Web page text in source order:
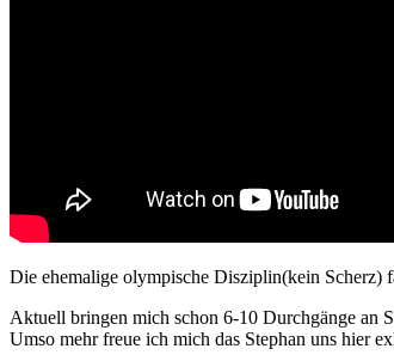
Die ehemalige olympische Disziplin(kein Scherz)
Aktuell bringen mich schon 6-10 Durchgänge an
Umso mehr freue ich mich das Stephan uns hier